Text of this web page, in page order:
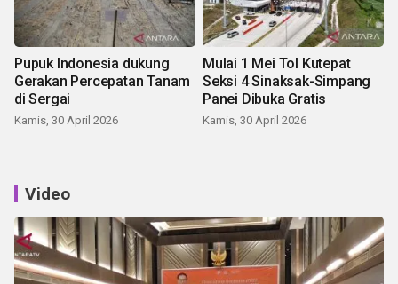
Pupuk Indonesia dukung
Gerakan Percepatan Tanam
di Sergai
Kamis, 30 April 2026
Mulai 1 Mei Tol Kutepat
Seksi 4 Sinaksak-Simpang
Panei Dibuka Gratis
Kamis, 30 April 2026
Video